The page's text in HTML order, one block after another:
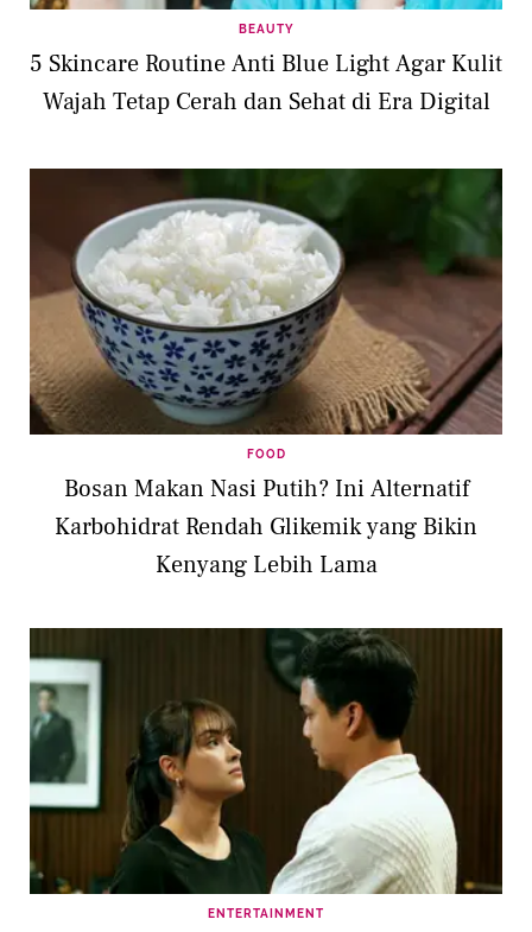
BEAUTY
5 Skincare Routine Anti Blue Light Agar Kulit
Wajah Tetap Cerah dan Sehat di Era Digital
FOOD
Bosan Makan Nasi Putih? Ini Alternatif
Karbohidrat Rendah Glikemik yang Bikin
Kenyang Lebih Lama
ENTERTAINMENT